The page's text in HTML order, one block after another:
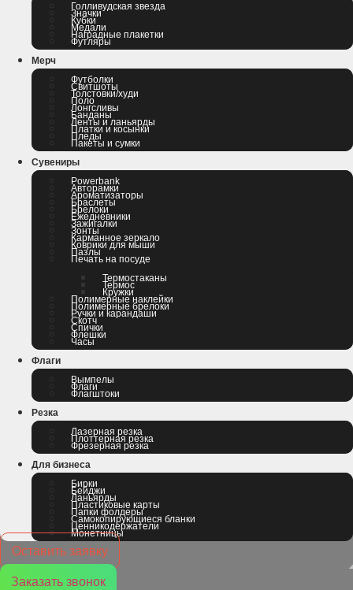
Голливудская звезда
Значки
Кубки
Медали
Наградные плакетки
Футляры
Мерч
Футболки
Свитшоты
Толстовки/худи
Поло
Лонгсливы
Банданы
Ленты и ланьярды
Платки и косынки
Пледы
Пакеты и сумки
Сувениры
Powerbank
Авторамки
Ароматизаторы
Браслеты
Брелоки
Ежедневники
Зажигалки
Зонты
Карманное зеркало
Коврики для мыши
Пазлы
Печать на посуде
Термостаканы
Термос
Кружки
Полимерные наклейки
Полимерные брелоки
Ручки и карандаши
Скотч
Спички
Флешки
Часы
Флаги
Вымпелы
Флаги
Флагштоки
Резка
Лазерная резка
Плоттерная резка
Фрезерная резка
Для бизнеса
Бирки
Бейджи
Ланьярды
Пластиковые карты
Папки фолдеры
Самокопирующиеся бланки
Ценникодержатели
Монетницы
Оставить заявку
Заказать звонок